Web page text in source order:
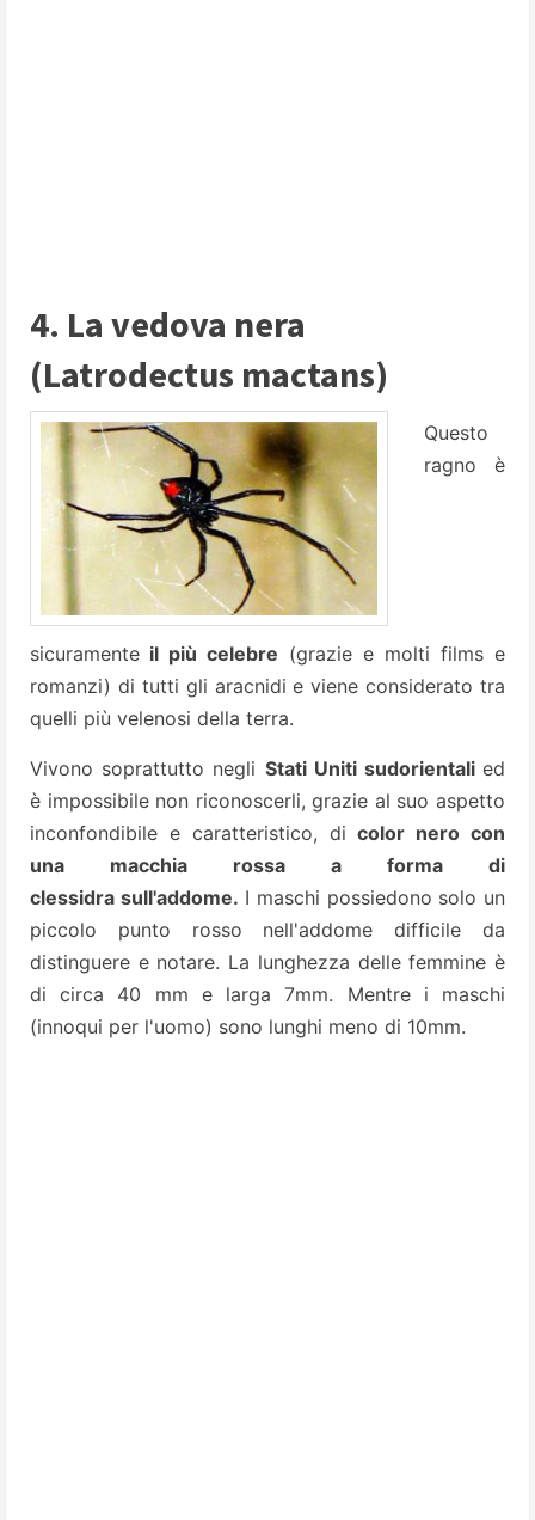
4. La vedova nera
(Latrodectus mactans)
Questo
ragno è
sicuramente il più celebre (grazie e molti films e
romanzi) di tutti gli aracnidi e viene considerato tra
quelli più velenosi della terra.
Vivono soprattutto negli Stati Uniti sudorientali ed
è impossibile non riconoscerli, grazie al suo aspetto
inconfondibile e caratteristico, di color nero con
una macchia rossa a forma di
clessidra sull'addome. I maschi possiedono solo un
piccolo punto rosso nell'addome difficile da
distinguere e notare. La lunghezza delle femmine è
di circa 40 mm e larga 7mm. Mentre i maschi
(innoqui per l'uomo) sono lunghi meno di 10mm.